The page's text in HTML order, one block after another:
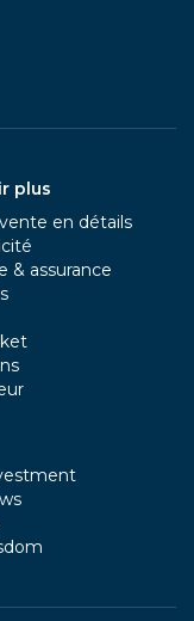
plus
en détails
& assurance